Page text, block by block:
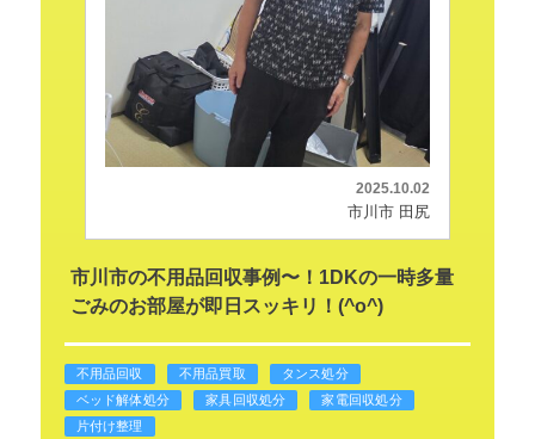
2025.10.02
市川市 田尻
市川市の不用品回収事例〜！1DKの一時多量
ごみのお部屋が即日スッキリ！(^o^)
不用品回収 不用品買取
タンス処分
ベッド解体処分
家具回収処分
家電回収処分
片付け整理